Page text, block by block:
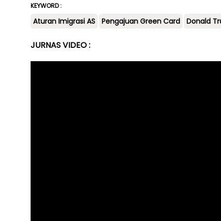
KEYWORD :
Aturan Imigrasi AS Pengajuan Green Card Donald
JURNAS VIDEO :